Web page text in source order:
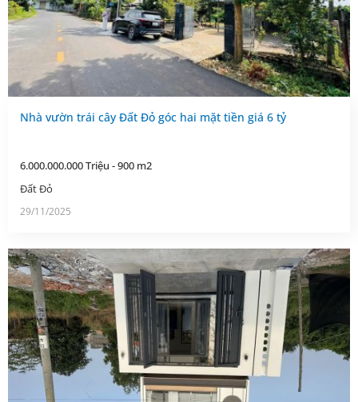
Nhà vườn trái cây Đất Đỏ góc hai mặt tiền giá 6 tỷ
6.000.000.000 Triệu - 900 m2
Đất Đỏ
29/11/2025